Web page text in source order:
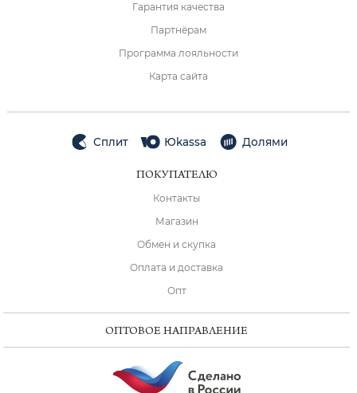
Гарантия качества
Партнёрам
Программа лояльности
Карта сайта
Сплит Юkassa Долями
ПОКУПАТЕЛЮ
Контакты
Магазин
Обмен и скупка
Оплата и доставка
Опт
ОПТОВОЕ НАПРАВЛЕНИЕ